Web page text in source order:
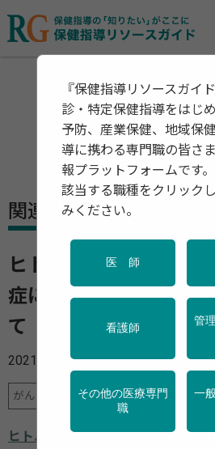
関連資料・リリース
ヒトパピローマウイル
症に係る定期接種の今
て
2021年11月26日
がん 地域保健 行政・団体の関連
ヒトパピローマウイルス感染症に
『保健指導リソースガイ
診・特定保健指導をはじ
予防、産業保健、地域保
導に携わる専門職の皆さ
報プラットフォームです。
該当する職種をクリック
みください。
医 師
看護師
管
その他の医療専門
職
一